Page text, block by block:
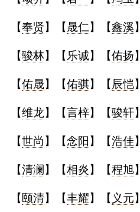
【奉贤】【 晟仁】【鑫溪】
【骏林】【 乐诚】【佑扬】
【佑晟】【佑骐】【 辰恺】
【维龙】【言梓】【骏轩】
【世尚 】【念阳 】【浩佳】
【清澜 】【相炎】【程旭】
【 颐清】【丰耀】【 义元】